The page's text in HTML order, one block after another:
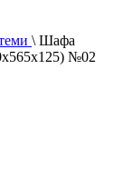
\ Шафа
№02